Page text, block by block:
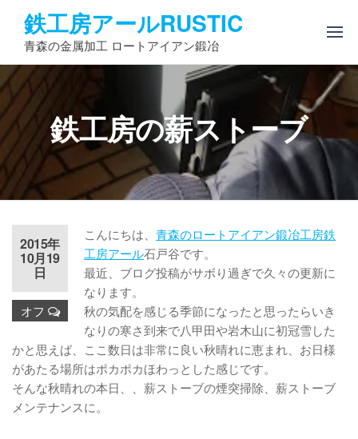
ン
ツ
へ
ス
キ
ッ
鉄工房アールRUSTIC
青森の金属加工 ロートアイアン鍛冶
鉄工房の薪ストーブ
2015年
10月19
日
オフ
こんにちは、 青森のロートアイアン鍛冶工房鉄
工房アール石戸谷です。
最近、ブログ投稿がサボり過ぎで久々の更新に
なります。
秋の気配を感じる季節になったと思ったらいき
なりの寒さ到来で八甲田や岩木山に初冠雪した
かと思えば、ここ数日は非常に良い秋晴れに恵まれ、お日様
があたる場所はポカポカほわっとした感じです。
そんな秋晴れの本日、、薪ストーブの煙突掃除、薪ストーブ
メンテナンスに。